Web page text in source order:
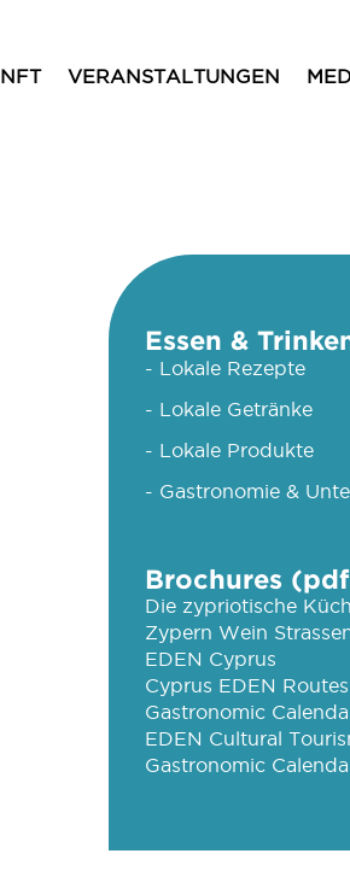
VERANSTALTUNGEN
Essen &
- Lokale Rezepte
- Lokale Getränke
- Lokale Produkte
- Gastronomie &
Brochures
Die zypriotische
Zypern Wein
EDEN Cyprus
Cyprus EDEN Routes
Gastronomic
EDEN Cultural
Gastronomic